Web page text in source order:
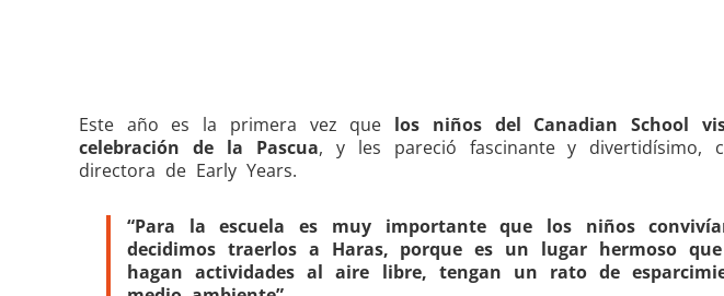
Este año es la primera vez que los niños del Canadian School
celebración de la Pascua, y les pareció fascinante y divertidísimo,
directora de Early Years.
“Para la escuela es muy importante que los niños
decidimos traerlos a Haras, porque es un lugar hermoso
hagan actividades al aire libre, tengan un rato de